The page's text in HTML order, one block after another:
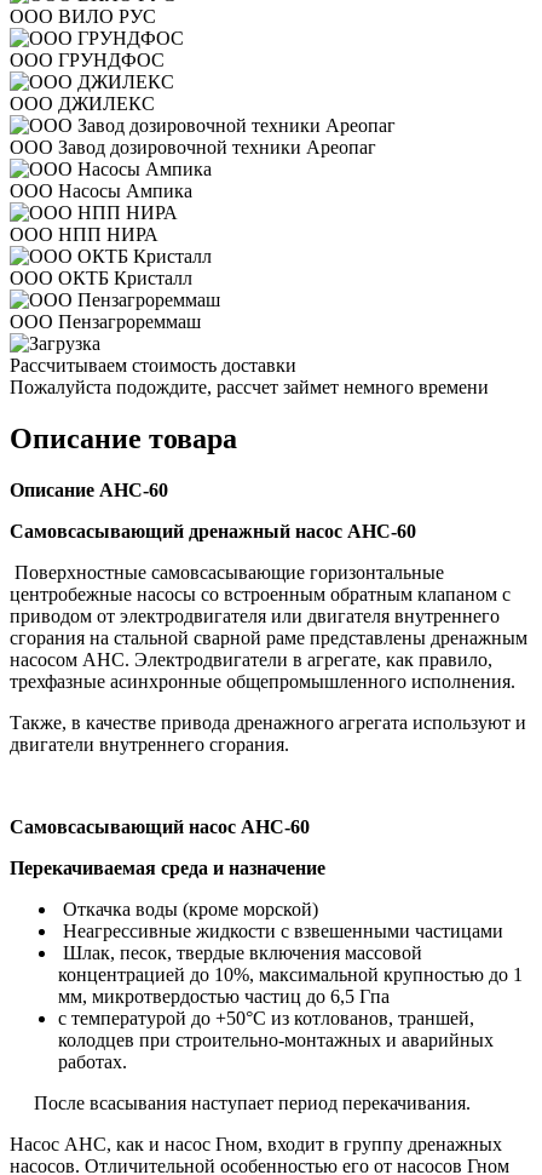
ООО ВИЛО РУС
ООО ГРУНДФОС
ООО ДЖИЛЕКС
ООО Завод дозировочной техники Ареопаг
ООО Насосы Ампика
ООО НПП НИРА
ООО ОКТБ Кристалл
ООО Пензагрореммаш
Рассчитываем стоимость доставки
Пожалуйста подождите, рассчет займет немного времени
Описание товара
Описание АНС-60
Самовсасывающий дренажный насос АНС-60
Поверхностные самовсасывающие горизонтальные
центробежные насосы со встроенным обратным клапаном с
приводом от электродвигателя или двигателя внутреннего
сгорания на стальной сварной раме представлены дренажным
насосом АНС. Электродвигатели в агрегате, как правило,
трехфазные асинхронные общепромышленного исполнения.
Также, в качестве привода дренажного агрегата используют и
двигатели внутреннего сгорания.
Самовсасывающий насос АНС-60
Перекачиваемая среда и назначение
Откачка воды (кроме морской)
Неагрессивные жидкости с взвешенными частицами
Шлак, песок, твердые включения массовой
концентрацией до 10%, максимальной крупностью до 1
мм, микротвердостью частиц до 6,5 Гпа
с температурой до +50°C из котлованов, траншей,
колодцев при строительно-монтажных и аварийных
работах.
После всасывания наступает период перекачивания.
Насос АНС, как и насос Гном, входит в группу дренажных
насосов. Отличительной особенностью его от насосов Гном